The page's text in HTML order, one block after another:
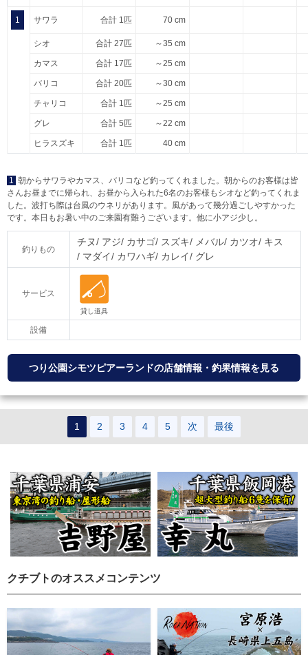
1 サワラ 合計 1匹 70 cm
シオ 合計 27匹 ～35 cm
カマス 合計 17匹 ～25 cm
バリコ 合計 20匹 ～30 cm
チャリコ 合計 1匹 ～25 cm
グレ 合計 5匹 ～22 cm
ヒラスズキ 合計 1匹 40 cm
1 朝からサワラやカマス、バリコなど釣ってくれました。朝からのお客様は皆
さんお昼までに帰られ、お昼から入られた6名のお客様もシオなど釣ってくれま
した。波打ち際は台風のウネリがあります。風があって幾分過ごしやすかった
です。本日もお暑い中のご来園有難うございます。他に小アジ少し。
釣りもの
チヌ アジ カサゴ スズキ メバル カツオ
キス
マダイ
カワハギ カレイ グレ
サービス
設備
つり公園シモツピアーランドの店舗情報・釣果情報を見る
1 2 3 4 5 次 最後
クチブトのオススメコンテンツ